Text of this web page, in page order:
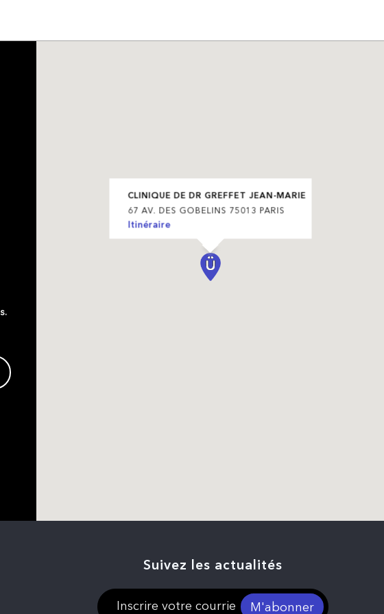
CLINIQUE DE DR GREFFET JEAN-MARIE
67 AV. DES GOBELINS 75013 PARIS
Itinéraire
Suivez les actualités
M'abonner